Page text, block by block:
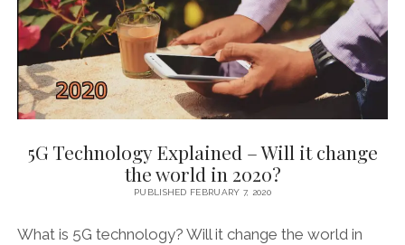
5G Technology Explained – Will it change
the world in 2020?
PUBLISHED FEBRUARY 7, 2020
What is 5G technology? Will it change the world in